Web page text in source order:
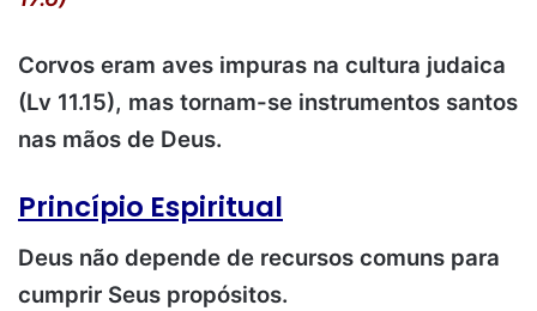
Corvos eram aves impuras na cultura judaica
(Lv 11.15), mas tornam-se instrumentos santos
nas mãos de Deus.
Princípio Espiritual
Deus não depende de recursos comuns para
cumprir Seus propósitos.